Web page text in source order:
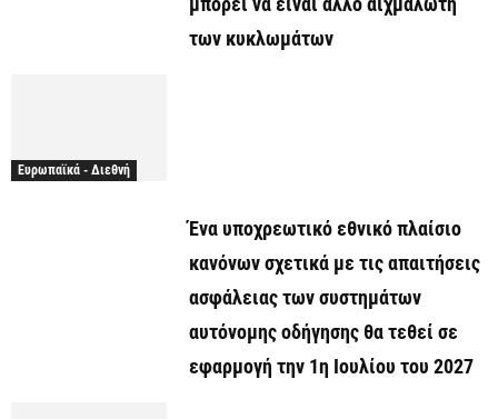
των κυκλωμάτων
Ευρωπαϊκά - Διεθνή
Ένα υποχρεωτικό εθνικό πλαίσιο
κανόνων σχετικά με τις απαιτήσεις
ασφάλειας των συστημάτων
αυτόνομης οδήγησης θα τεθεί σε
εφαρμογή την 1η Ιουλίου του 2027